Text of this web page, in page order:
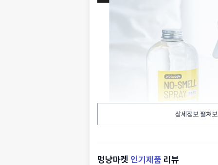
상세정보 펼쳐
멍냥마켓 인기제품 리뷰